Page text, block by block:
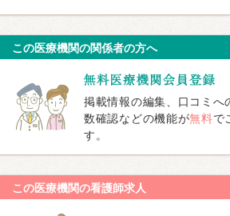
この医療機関の関係者の方へ
掲載情報の編集、口コミへ
数確認などの機能が無料で
す。
この医療機関の看護師求人